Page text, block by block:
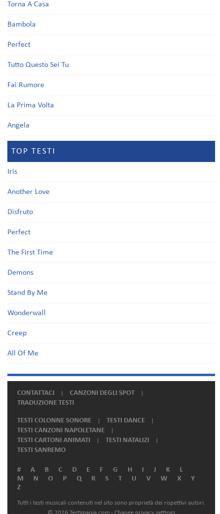
Torna A Casa
Bambola
Perfect
Tutto Questo Sei Tu
Fai Rumore
La Prima Volta
Angela
TOP TESTI
Iris
Another Love
Disfruto
Perfect
The First Time
Demons
Stand By Me
Wonderwall
Creep
All Of Me
CONTATTACI
CANZONI DEGLI SPOT
TRADUZIONE TESTI
TESTI COLONNE SONORE
TESTI DANCE
TESTI CANZONI NAPOLETANE
TESTI CARTONI ANIMATI
TESTI NATALIZI
TESTI SANREMO
# A B C D E F G H I J K
L
M
N O P Q R S T U V W X
Y
Z
Tutti i testi musicali contenuti nel sito sono proprietà dei rispettivi autori.